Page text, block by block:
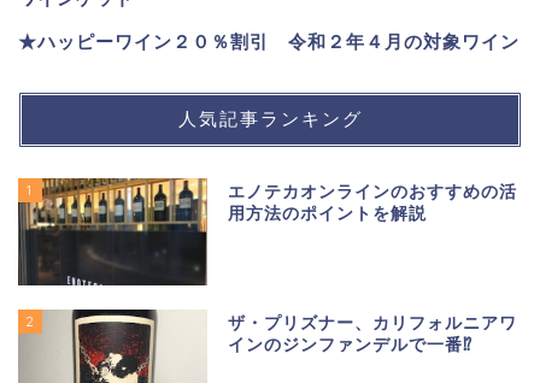
★ハッピーワイン２０％割引 令和２年４月の対象ワイン
人気記事ランキング
1
エノテカオンラインのおすすめの活
用方法のポイントを解説
2
ザ・プリズナー、カリフォルニアワ
インのジンファンデルで一番⁉